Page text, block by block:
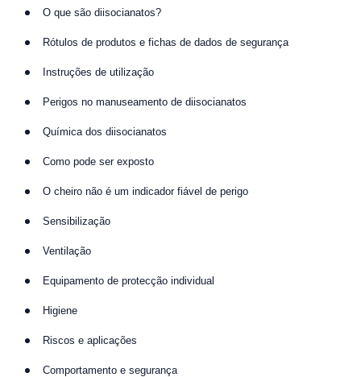
O que são diisocianatos?
Rótulos de produtos e fichas de dados de segurança
Instruções de utilização
Perigos no manuseamento de diisocianatos
Química dos diisocianatos
Como pode ser exposto
O cheiro não é um indicador fiável de perigo
Sensibilização
Ventilação
Equipamento de protecção individual
Higiene
Riscos e aplicações
Comportamento e segurança